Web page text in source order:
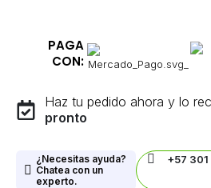
PAGA
CON:
Haz tu pedido ahora y lo
pronto
¿Necesitas ayuda?
Chatea con un
experto.
+57